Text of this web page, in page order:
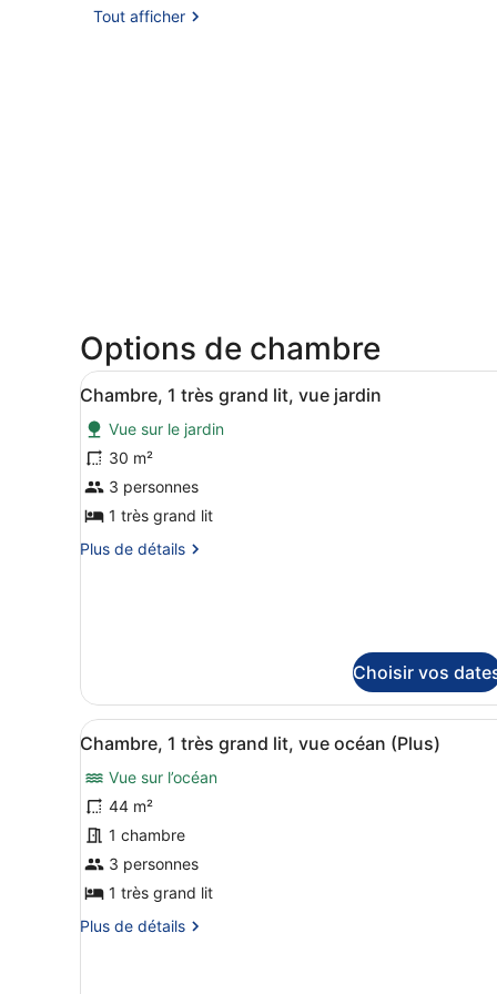
Tout afficher
Options de chambre
Afficher
toutes
les
photos
pour
ce
de
grand
lit,
vue
jardin
Une chambre d’hôtel avec
5
Chambre, 1 très grand lit, vue jardin
Vue sur le jardin
30 m²
3 personnes
1 très grand lit
Plus de détails
Plus
chambre
Chambre,
1
très
grand
lit,
vue
jardin
Choisir vos
Afficher
toutes
les
photos
pour
ce
type
chambre :
Une chambre d’hôtel
6
Chambre, 1 très grand lit, vue océan (Plus)
Vue sur l’océan
44 m²
1 chambre
3 personnes
1 très grand lit
Plus de détails
Plus